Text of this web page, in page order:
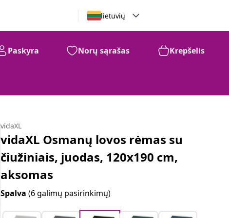
lietuvių
Paskyra Norų sąrašas Krepšelis
vidaXL
vidaXL Osmanų lovos rėmas su
čiužiniais, juodas, 120x190 cm,
aksomas
Spalva(6 galimų pasirinkimų)